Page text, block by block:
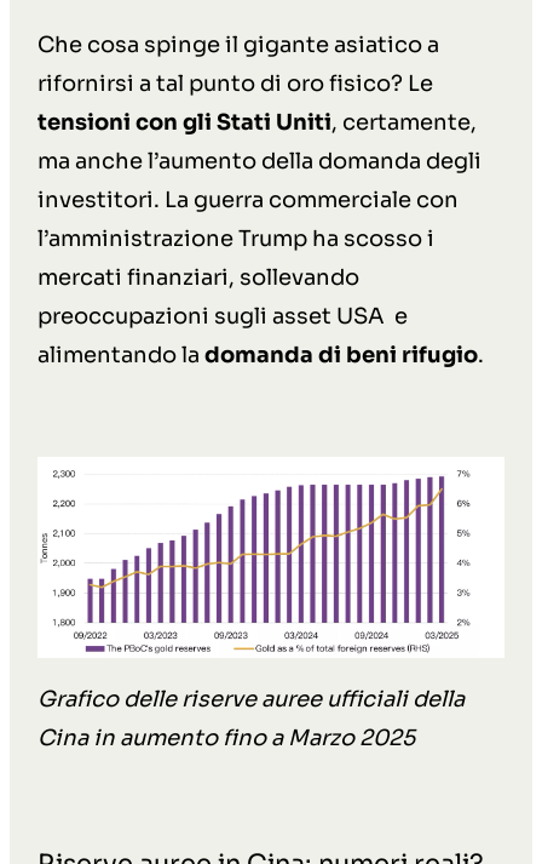
Che cosa spinge il gigante asiatico a
rifornirsi a tal punto di oro fisico? Le
tensioni con gli Stati Uniti, certamente,
ma anche l’aumento della domanda degli
investitori. La guerra commerciale con
l’amministrazione Trump ha scosso i
mercati finanziari, sollevando
preoccupazioni sugli asset USA e
alimentando la domanda di beni rifugio.
Grafico delle riserve auree ufficiali della
Cina in aumento fino a Marzo 2025